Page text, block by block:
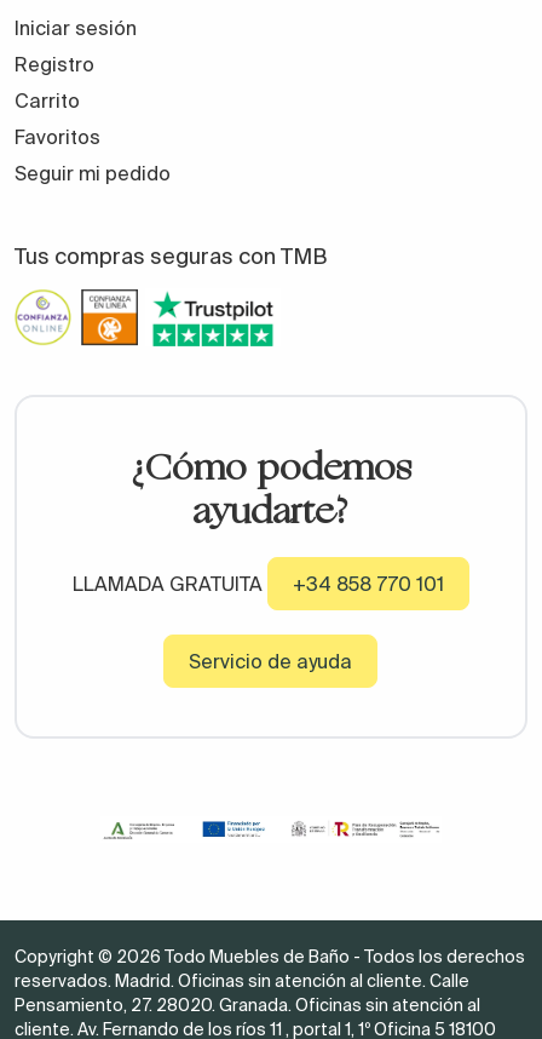
Iniciar sesión
Registro
Carrito
Favoritos
Seguir mi pedido
Tus compras seguras con TMB
¿Cómo podemos
ayudarte?
LLAMADA GRATUITA +34 858 770 101
Servicio de ayuda
Copyright © 2026 Todo Muebles de Baño - Todos los derechos
reservados. Madrid. Oficinas sin atención al cliente. Calle
Pensamiento, 27. 28020. Granada. Oficinas sin atención al
cliente. Av. Fernando de los ríos 11 , portal 1, 1º Oficina 5 18100